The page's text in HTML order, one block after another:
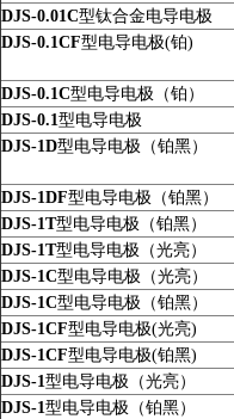
DJS-0.01C型钛合金电导电极
DJS-0.1CF型电导电极(铂)
DJS-0.1C型电导电极（铂）
DJS-0.1型电导电极
DJS-1D型电导电极（铂黑）
DJS-1DF型电导电极（铂黑）
DJS-1T型电导电极（铂黑）
DJS-1T型电导电极（光亮）
DJS-1C型电导电极（光亮）
DJS-1C型电导电极（铂黑）
DJS-1CF型电导电极(光亮)
DJS-1CF型电导电极(铂黑)
DJS-1型电导电极（光亮）
DJS-1型电导电极（铂黑）